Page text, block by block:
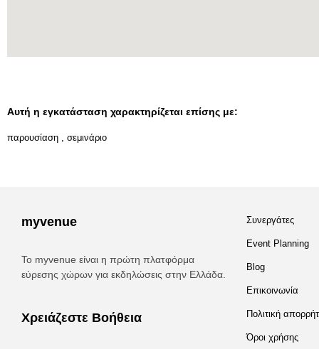
Αυτή η εγκατάσταση χαρακτηρίζεται επίσης με:
παρουσίαση , σεμινάριο
myvenue
Το myvenue είναι η πρώτη πλατφόρμα
εύρεσης χώρων για εκδηλώσεις στην Ελλάδα.
Χρειάζεστε Βοήθεια
Συνεργάτες
Event Planning
Blog
Επικοινωνία
Πολιτική
Όροι χρήσης